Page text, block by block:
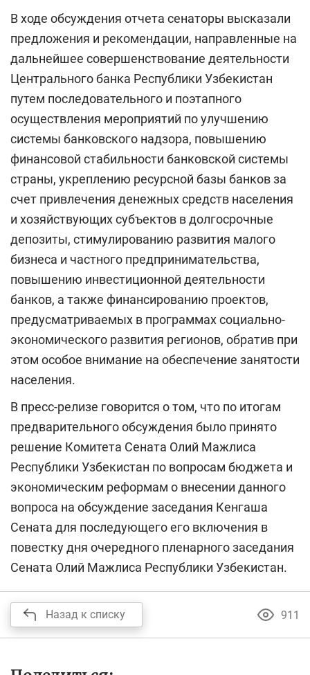
В ходе обсуждения отчета сенаторы высказали
предложения и рекомендации, направленные на
дальнейшее совершенствование деятельности
Центрального банка Республики Узбекистан
путем последовательного и поэтапного
осуществления мероприятий по улучшению
системы банковского надзора, повышению
финансовой стабильности банковской системы
страны, укреплению ресурсной базы банков за
счет привлечения денежных средств населения
и хозяйствующих субъектов в долгосрочные
депозиты, стимулированию развития малого
бизнеса и частного предпринимательства,
повышению инвестиционной деятельности
банков, а также финансированию проектов,
предусматриваемых в программах социально-
экономического развития регионов, обратив при
этом особое внимание на обеспечение занятости
населения.
В пресс-релизе говорится о том, что по итогам
предварительного обсуждения было принято
решение Комитета Сената Олий Мажлиса
Республики Узбекистан по вопросам бюджета и
экономическим реформам о внесении данного
вопроса на обсуждение заседания Кенгаша
Сената для последующего его включения в
повестку дня очередного пленарного заседания
Сената Олий Мажлиса Республики Узбекистан.
Назад к списку 911